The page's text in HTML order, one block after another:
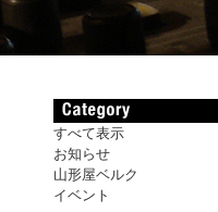
すべて表示
お知らせ
山形屋ベルク
イベント